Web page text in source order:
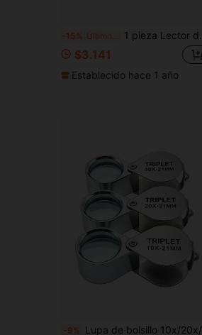
-15% Último día 1 pieza Lector de líneas de Mahjong con lupa, con aumento de 2x, guía de líneas de cartas de Mahjong con lupa (4 colores disponibles)
$3.141
Establecido hace 1 año
-9% Lupa de bolsillo 10x/20x/30x, lupa para joyería, lupa plegable 3 en 1 para diamantes, herramienta de joyero, lupa de lectura